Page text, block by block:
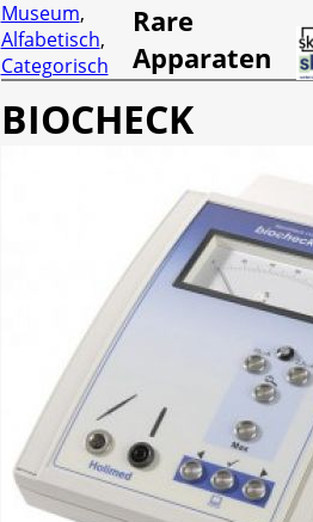
Museum,
Alfabetisch,
Categorisch
Rare
Apparaten
BIOCHECK